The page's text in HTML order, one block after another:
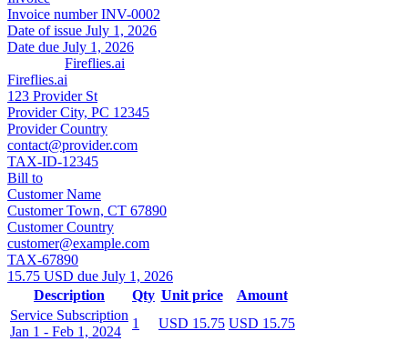
Invoice numberINV-0002
Date of issue July 1, 2026
Date due July 1, 2026
Fireflies.ai
Fireflies.ai
123 Provider St
Provider City, PC 12345
Provider Country
contact@provider.com
TAX-ID-12345
Bill to
Customer Name
Customer Town, CT 67890
Customer Country
customer@example.com
TAX-67890
15.75 USD due July 1, 2026
Description
Qty Unit price
Amount
Service Subscription
Jan 1 - Feb 1, 2024
1 USD 15.75 USD 15.75